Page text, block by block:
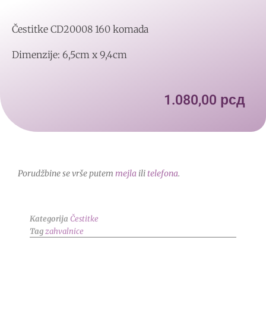
Čestitke CD20008 160 komada
Dimenzije: 6,5cm x 9,4cm
1.080,00 рсд
Porudžbine se vrše putem mejla ilitelefona.
Kategorija Čestitke
Tagzahvalnice